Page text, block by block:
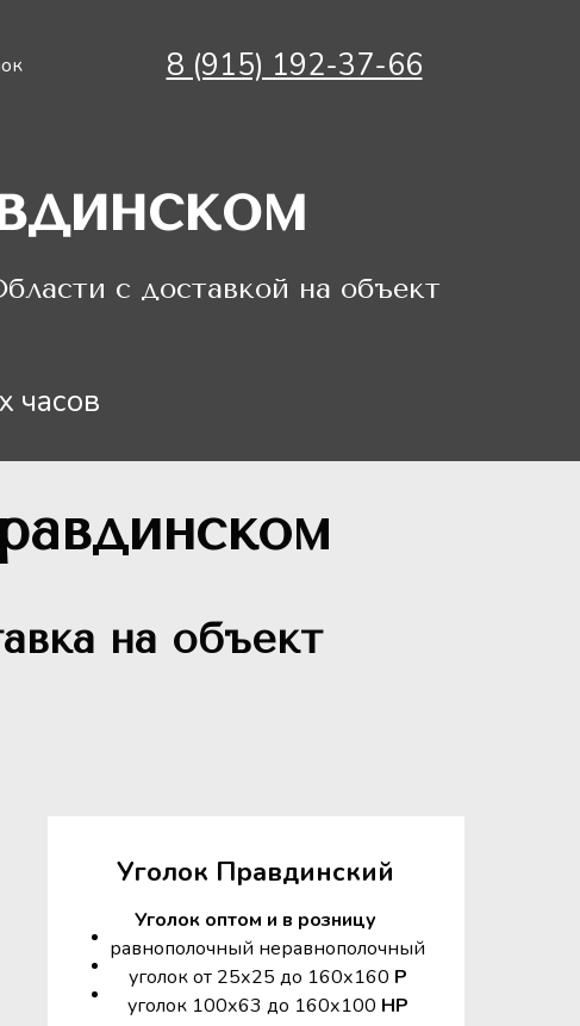
8 (915) 192-37-66
с доставкой на объект
часов
на объект
Уголок Правдинский
Уголок оптом и в розницу
равнополочный неравнополочный
уголок от 25х25 до 160х160 Р
уголок 100х63 до 160х100 НР